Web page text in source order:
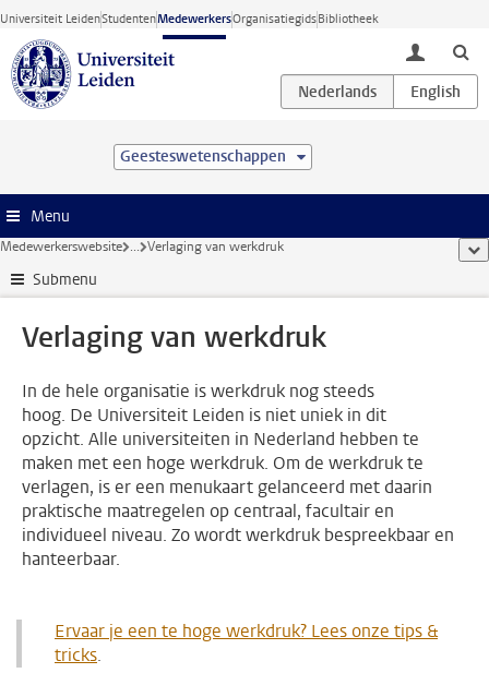
Ga direct naar de inhoud
Universiteit LeidenStudentenMedewerkersOrganisatiegidsBibliotheek
toggle
Geesteswetenschappen
Menu
Medewerkerswebsite ... Verlaging van werkdruk
Submenu
Verlaging van werkdruk
In de hele organisatie is werkdruk nog steeds
hoog. De Universiteit Leiden is niet uniek in dit
opzicht. Alle universiteiten in Nederland hebben te
maken met een hoge werkdruk. Om de werkdruk te
verlagen, is er een menukaart gelanceerd met daarin
praktische maatregelen op centraal, facultair en
individueel niveau. Zo wordt werkdruk bespreekbaar en
hanteerbaar.
Ervaar je een te hoge werkdruk? Lees onze tips &
tricks.